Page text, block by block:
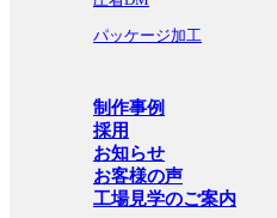
パッケージ加工
制作事例
採用
お知らせ
お客様の声
工場見学のご案内